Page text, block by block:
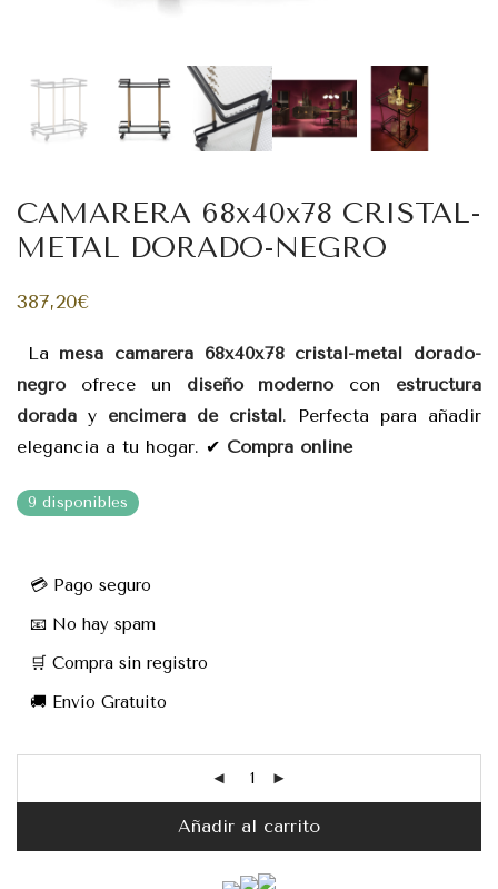
CAMARERA 68x40x78 CRISTAL-
METAL DORADO-NEGRO
387,20€
La mesa camarera 68x40x78 cristal-metal dorado-
negroofrece un diseño modernocon estructura
dorada y encimera de cristal. Perfecta para añadir
elegancia a tu hogar. ✔ Compra online
9 disponibles
💳 Pago seguro
📧 No hay spam
🛒 Compra sin registro
🚚 Envío Gratuito
Añadir al carrito